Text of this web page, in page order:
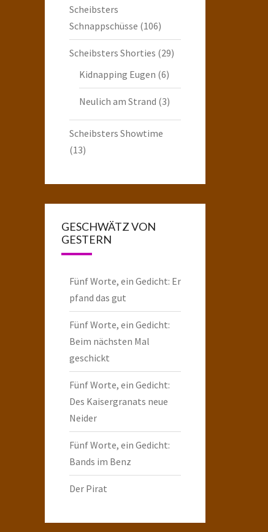
Scheibsters
Schnappschüsse (106)
Scheibsters Shorties (29)
Kidnapping Eugen (6)
Neulich am Strand (3)
Scheibsters Showtime
(13)
GESCHWÄTZ VON
GESTERN
Fünf Worte, ein Gedicht: Er
pfand das gut
Fünf Worte, ein Gedicht:
Beim nächsten Mal
geschickt
Fünf Worte, ein Gedicht:
Des Kaisergranats neue
Neider
Fünf Worte, ein Gedicht:
Bands im Benz
Der Pirat